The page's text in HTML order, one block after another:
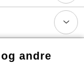
andre